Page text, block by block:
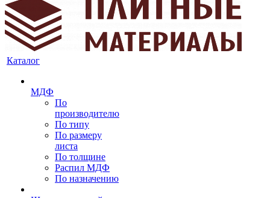
Каталог
МДФ
По
производителю
По типу
По размеру
листа
По толщине
Распил МДФ
По назначению